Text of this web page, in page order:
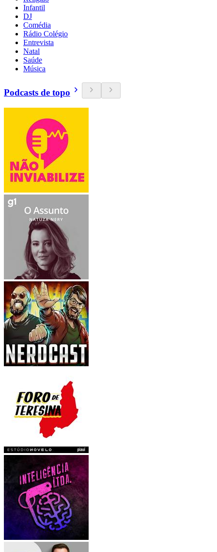
Infantil
DJ
Comédia
Rádio Colégio
Entrevista
Natal
Saúde
Música
Podcasts de topo